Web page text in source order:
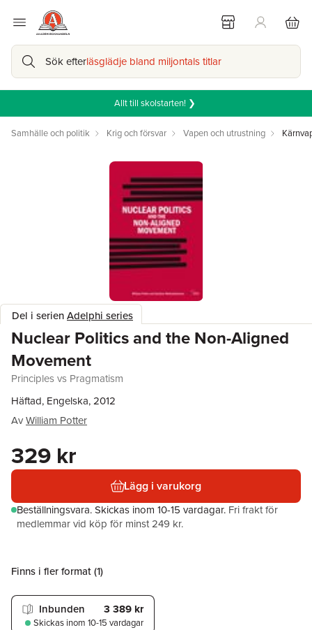
Sök efterläsglädje bland miljontals titlar
Allt till skolstarten! ❯
Samhälle och politik Krig och försvar Vapen och utrustning
Del i serienAdelphi series
Nuclear Politics and the Non-Aligned
Movement
Principles vs Pragmatism
Häftad, Engelska, 2012
AvWilliam Potter
329 kr
Lägg i varukorg
Beställningsvara.Skickas inom 10-15 vardagar. Fri frakt för
medlemmar vid köp för minst 249 kr.
Finns i fler format (1)
Inbunden 3 389 kr
Skickas inom 10-15 vardagar